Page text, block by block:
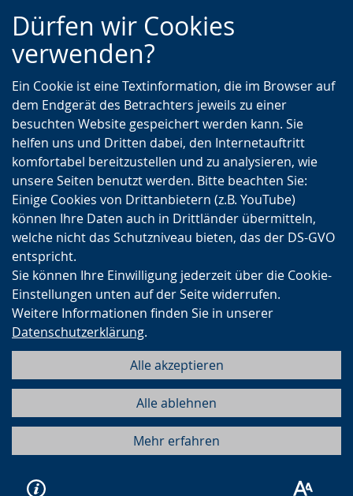
Zur
Hauptnavigation
Zur
Seitennavigation
Zum
Inhalt
Dürfen wir Cookies
verwenden?
Ein Cookie ist eine Textinformation, die im Browser auf
dem Endgerät des Betrachters jeweils zu einer
besuchten Website gespeichert werden kann. Sie
helfen uns und Dritten dabei, den Internetauftritt
komfortabel bereitzustellen und zu analysieren, wie
unsere Seiten benutzt werden. Bitte beachten Sie:
Einige Cookies von Drittanbietern (z.B. YouTube)
können Ihre Daten auch in Drittländer übermitteln,
welche nicht das Schutzniveau bieten, das der DS-GVO
entspricht.
Sie können Ihre Einwilligung jederzeit über die Cookie-
Einstellungen unten auf der Seite widerrufen.
Weitere Informationen finden Sie in unserer
Datenschutzerklärung.
Alle akzeptieren
Alle ablehnen
Mehr erfahren